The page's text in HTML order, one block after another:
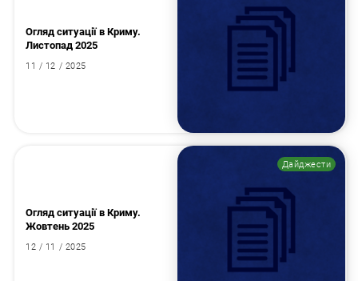
Огляд ситуації в Криму.
Листопад 2025
11 / 12 / 2025
Дайджести
Огляд ситуації в Криму.
Жовтень 2025
12 / 11 / 2025